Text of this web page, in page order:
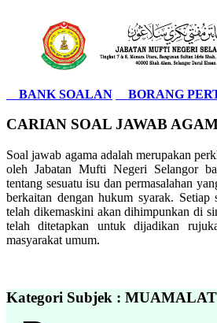
BANK SOALAN BORANG
CARIAN SOAL JAWAB
Soal jawab agama adalah merupakan
oleh Jabatan Mufti Negeri Selangor
tentang sesuatu isu dan permasalahan
berkaitan dengan hukum syarak. Setiap
telah dikemaskini akan dihimpunkan di
telah ditetapkan untuk dijadikan
masyarakat umum.
Kategori Subjek : MUAMALAT